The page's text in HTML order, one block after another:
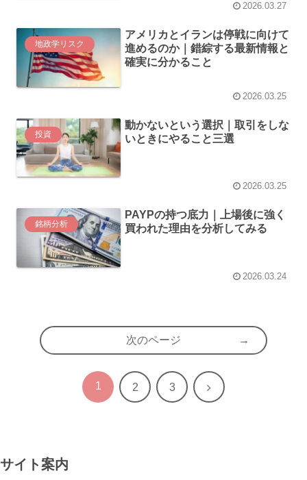
2026.03.27
地政学リスク
アメリカとイランは停戦に向けて
進めるのか｜錯綜する最新情報と
確実に分かること
2026.03.25
投資
動かないという選択｜取引をしな
いときにやること三選
2026.03.25
銘柄分析
PAYPの持つ底力｜上場後に強く
買われた理由を分析してみる
2026.03.24
次のページ
1 2 3 次
サイト案内